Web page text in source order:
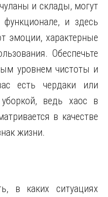
и склады, могут
и здесь
эмоции, характерные
Обеспечьте
уровнем чистоты и
есть чердаки или
ведь хаос в
в качестве
жизни.
в каких ситуациях